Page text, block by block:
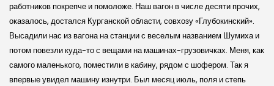
работников покрепче и помоложе. Наш вагон в числе десяти прочих,
оказалось, достался Курганской области, совхозу «Глубокинский».
Высадили нас из вагона на станции с веселым названием Шумиха и
потом повезли куда-то с вещами на машинах-грузовичках. Меня, как
самого маленького, поместили в кабину, рядом с шофером. Так я
впервые увидел машину изнутри. Был месяц июль, поля и степь